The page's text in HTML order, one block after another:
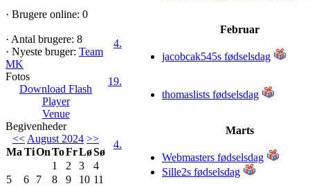
· Brugere online: 0
· Antal brugere: 8
· Nyeste bruger: Team
MK
Fotos
Download Flash
Player
Venue
Begivenheder
<< August 2024 >>
Ma TiOnToFrLøSø
1
2 3
4
5
6 7 8 9 10 11
Februar
4.
jacobcak545s fødselsdag
19.
thomaslists fødselsdag
Marts
4.
Webmasters fødselsdag
Sille2s fødselsdag